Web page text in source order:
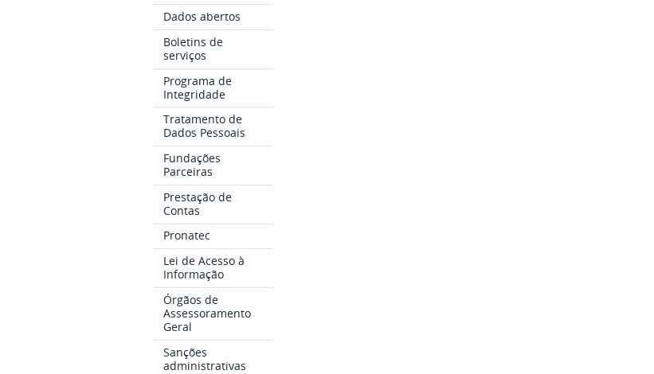
Dados abertos
Boletins de
serviços
Programa de
Integridade
Tratamento de
Dados Pessoais
Fundações
Parceiras
Prestação de
Contas
Pronatec
Lei de Acesso à
Informação
Órgãos de
Assessoramento
Geral
Sanções
administrativas